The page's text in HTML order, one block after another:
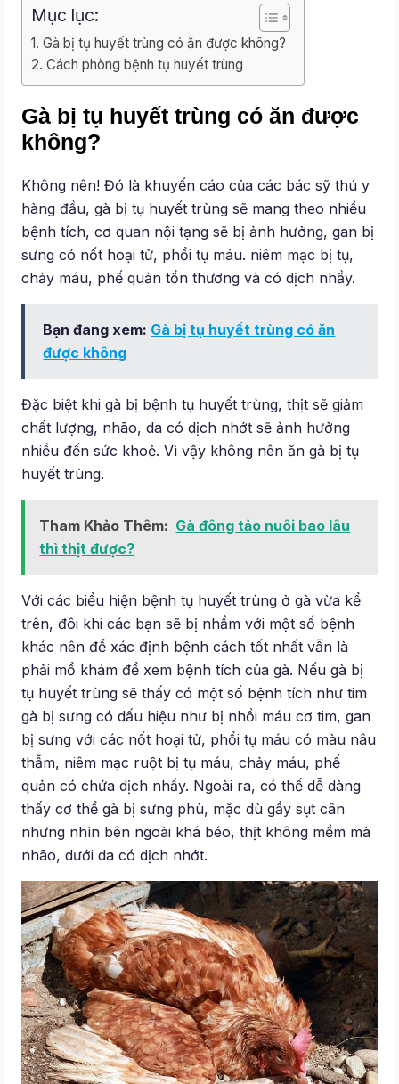
Mục lục:
Gà bị tụ huyết trùng có ăn được không?
Cách phòng bệnh tụ huyết trùng
Gà bị tụ huyết trùng có ăn được
không?
Không nên! Đó là khuyến cáo của các bác sỹ thú y
hàng đầu, gà bị tụ huyết trùng sẽ mang theo nhiều
bệnh tích, cơ quan nội tạng sẽ bị ảnh hưởng, gan bị
sưng có nốt hoại tử, phổi tụ máu. niêm mạc bị tụ,
chảy máu, phế quản tổn thương và có dịch nhầy.
Bạn đang xem: Gà bị tụ huyết trùng có ăn
được không
Đặc biệt khi gà bị bệnh tụ huyết trùng, thịt sẽ giảm
chất lượng, nhão, da có dịch nhớt sẽ ảnh hưởng
nhiều đến sức khoẻ. Vì vậy không nên ăn gà bị tụ
huyết trùng.
Tham Khảo Thêm: Gà đông tảo nuôi bao lâu
thì thịt được?
Với các biểu hiện bệnh tụ huyết trùng ở gà vừa kể
trên, đôi khi các bạn sẽ bị nhầm với một số bệnh
khác nên để xác định bệnh cách tốt nhất vẫn là
phải mổ khám để xem bệnh tích của gà. Nếu gà bị
tụ huyết trùng sẽ thấy có một số bệnh tích như tim
gà bị sưng có dấu hiệu như bị nhồi máu cơ tim, gan
bị sưng với các nốt hoại tử, phổi tụ máu có màu nâu
thẫm, niêm mạc ruột bị tụ máu, chảy máu, phế
quản có chứa dịch nhầy. Ngoài ra, có thể dễ dàng
thấy cơ thể gà bị sưng phù, mặc dù gầy sụt cân
nhưng nhìn bên ngoài khá béo, thịt không mềm mà
nhão, dưới da có dịch nhớt.